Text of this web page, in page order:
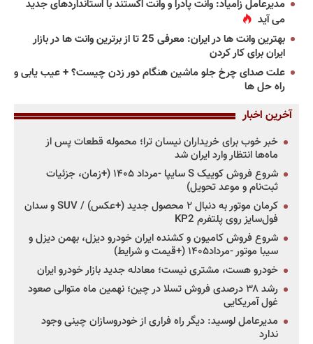
مدیرعامل زامیاد: وانت پادرا و وانت اکستند با استانداردهای جدید
می آید
بهترین وانت ها در ایران: معرفی 25 تا از برترین وانت ها در بازار
ایران برای کار کردن
علت صدای چرخ جلو ماشین هنگام دور زدن چیست؟ + عیب یابی و
راه حل ها
آخرین اخبار
خبر خوب برای خریداران نیسان ترا؛ محموله قطعات پس از
ماه‌ها انتظار وارد ایران شد
شروع فروش کوییک S سایپا -مرداد ۱۴۰۵ (+زمان، جزئیات
ثبت‌نام و موعد تحویل)
کرمان موتور به دنبال ۲ محصول جدید (+عکس) / SUV و سدان
فول‌سایز روی پلتفرم KP2
شروع فروش کامیون و کشنده ایران خودرو دیزل، بهمن دیزل و
سیبا موتور -مرداد۱۴۰۵ (+قیمت و شرایط)
خودرو هست، مشتری نیست؛ معادله جدید بازار خودرو ایران
رشد ۳۸ درصدی فروش تسلا در چین؛ نهمین ماه متوالی صعود
غول آمریکایی
مدیرعامل لوسید: دیگر راه فراری از خودروسازان چینی وجود
ندارد